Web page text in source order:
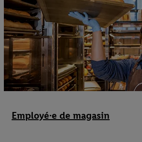
Employé·e de magasin